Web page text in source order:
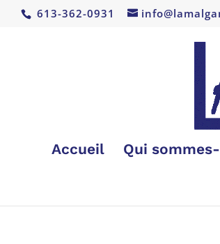
613-362-0931
Accueil Qui